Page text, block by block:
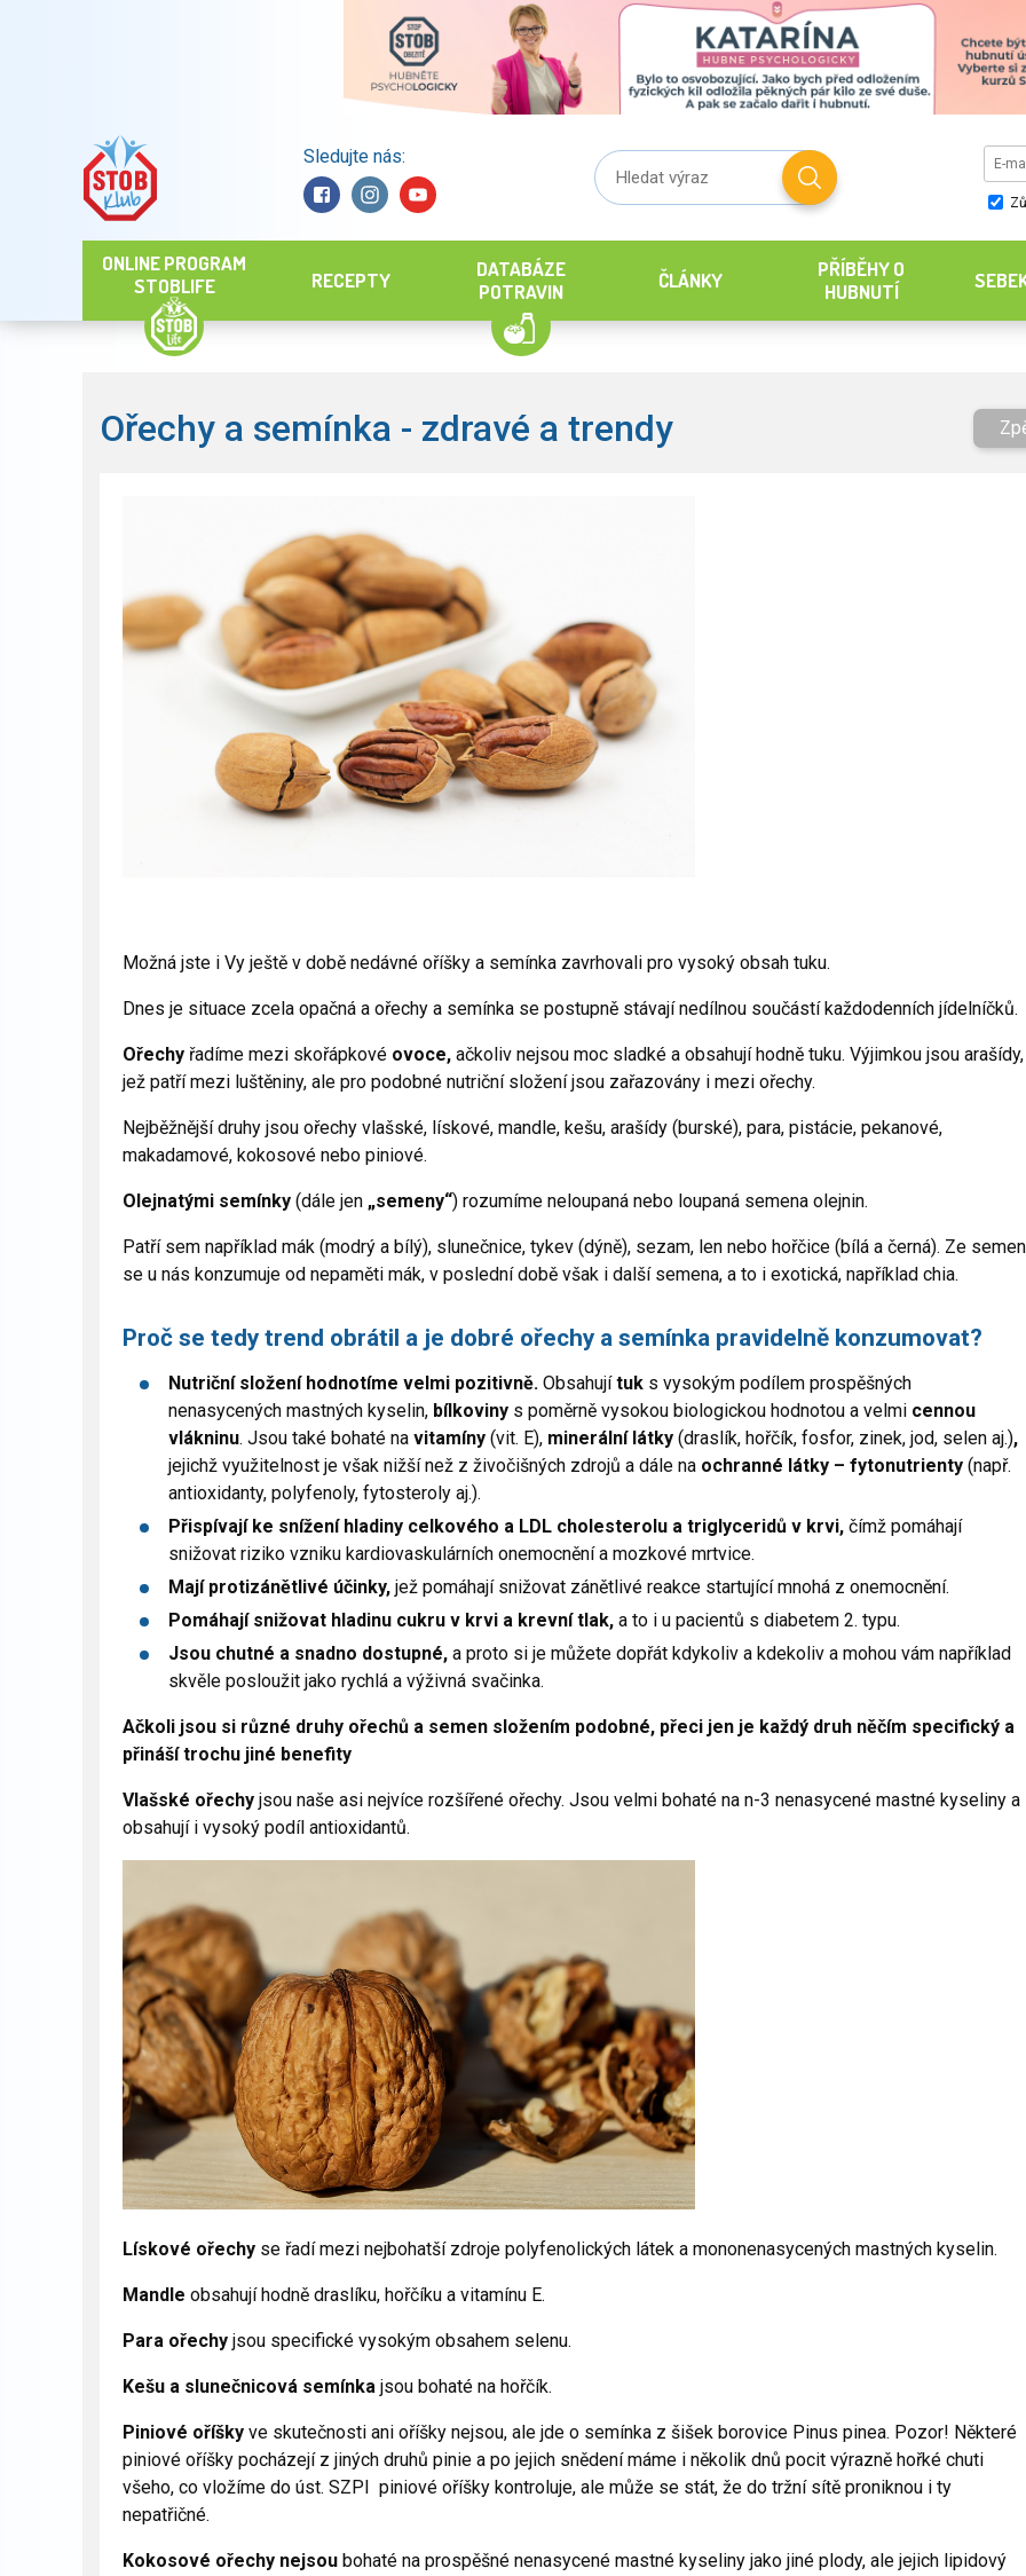
Sledujte nás:
ONLINE PROGRAM
STOBLIFE
RECEPTY
DATABÁZE
POTRAVIN
ČLÁNKY
PŘÍBĚHY O
HUBNUTÍ
Ořechy a semínka - zdravé a trendy
Možná jste i Vy ještě v době nedávné oříšky a semínka zavrhovali pro vysoký obsah tuku.
Dnes je situace zcela opačná a ořechy a semínka se postupně stávají nedílnou součástí každodenních jídelníčků.
Ořechy řadíme mezi skořápkové ovoce, ačkoliv nejsou moc sladké a obsahují hodně tuku. Výjimkou jsou arašídy,
jež patří mezi luštěniny, ale pro podobné nutriční složení jsou zařazovány i mezi ořechy.
Nejběžnější druhy jsou ořechy vlašské, lískové, mandle, kešu, arašídy (burské), para, pistácie, pekanové,
makadamové, kokosové nebo piniové.
Olejnatými semínky (dále jen „semeny“) rozumíme neloupaná nebo loupaná semena olejnin.
Patří sem například mák (modrý a bílý), slunečnice, tykev (dýně), sezam, len nebo hořčice (bílá a černá). Ze semen
se u nás konzumuje od nepaměti mák, v poslední době však i další semena, a to i exotická, například chia.
Proč se tedy trend obrátil a je dobré ořechy a semínka pravidelně konzumovat?
Nutriční složení hodnotíme velmi pozitivně. Obsahujítuk s vysokým podílem prospěšných
nenasycených mastných kyselin, bílkoviny s poměrně vysokou biologickou hodnotou a velmi cennou
vlákninu. Jsou také bohaté na vitamíny (vit. E), minerální látky (draslík, hořčík, fosfor, zinek, jod, selen aj.),
jejichž využitelnost je však nižší než z živočišných zdrojů a dále na ochranné látky – fytonutrienty (např.
antioxidanty, polyfenoly, fytosteroly aj.).
Přispívají ke snížení hladiny celkového a LDL cholesterolu a triglyceridů v krvi, čímž pomáhají
snižovat riziko vzniku kardiovaskulárních onemocnění a mozkové mrtvice.
Mají protizánětlivé účinky, jež pomáhají snižovat zánětlivé reakce startující mnohá z onemocnění.
Pomáhají snižovat hladinu cukru v krvi a krevní tlak, a to i u pacientů s diabetem 2. typu.
Jsou chutné a snadno dostupné, a proto si je můžete dopřát kdykoliv a kdekoliv a mohou vám například
skvěle posloužit jako rychlá a výživná svačinka.
Ačkoli jsou si různé druhy ořechů a semen složením podobné, přeci jen je každý druh něčím specifický a
přináší trochu jiné benefity
Vlašské ořechy jsou naše asi nejvíce rozšířené ořechy. Jsou velmi bohaté na n-3 nenasycené mastné kyseliny a
obsahují i vysoký podíl antioxidantů.
Lískové ořechy se řadí mezi nejbohatší zdroje polyfenolických látek a mononenasycených mastných kyselin.
Mandle obsahují hodně draslíku, hořčíku a vitamínu E.
Para ořechy jsou specifické vysokým obsahem selenu.
Kešu a slunečnicová semínka jsou bohaté na hořčík.
Piniové oříšky ve skutečnosti ani oříšky nejsou, ale jde o semínka z šišek borovice Pinus pinea. Pozor! Některé
piniové oříšky pocházejí z jiných druhů pinie a po jejich snědení máme i několik dnů pocit výrazně hořké chuti
všeho, co vložíme do úst. SZPI piniové oříšky kontroluje, ale může se stát, že do tržní sítě proniknou i ty
nepatřičné.
Kokosové ořechy nejsou bohaté na prospěšné nenasycené mastné kyseliny jako jiné plody, ale jejich lipidový